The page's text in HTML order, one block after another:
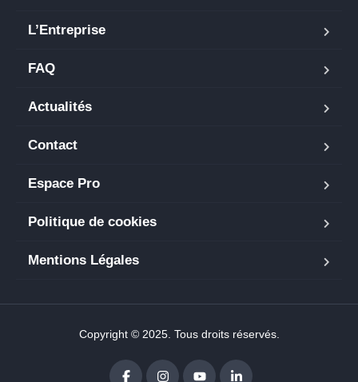
L’Entreprise
FAQ
Actualités
Contact
Espace Pro
Politique de cookies
Mentions Légales
Copyright © 2025. Tous droits réservés.